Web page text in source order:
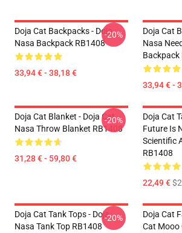
Doja Cat Backpacks - Doja
Nasa Backpack RB1408
33,94 € - 38,18 €
-20%
Doja Cat
Nasa
Backpack
33,94 € -
Doja Cat Blanket - Doja Cat
Nasa Throw Blanket RB1408
31,28 € - 59,80 €
-20%
Doja Cat
Future Is
Scientific
RB1408
22,49 €
Doja Cat Tank Tops - Doja
Nasa Tank Top RB1408
-20%
Doja Cat
Cat Mooo